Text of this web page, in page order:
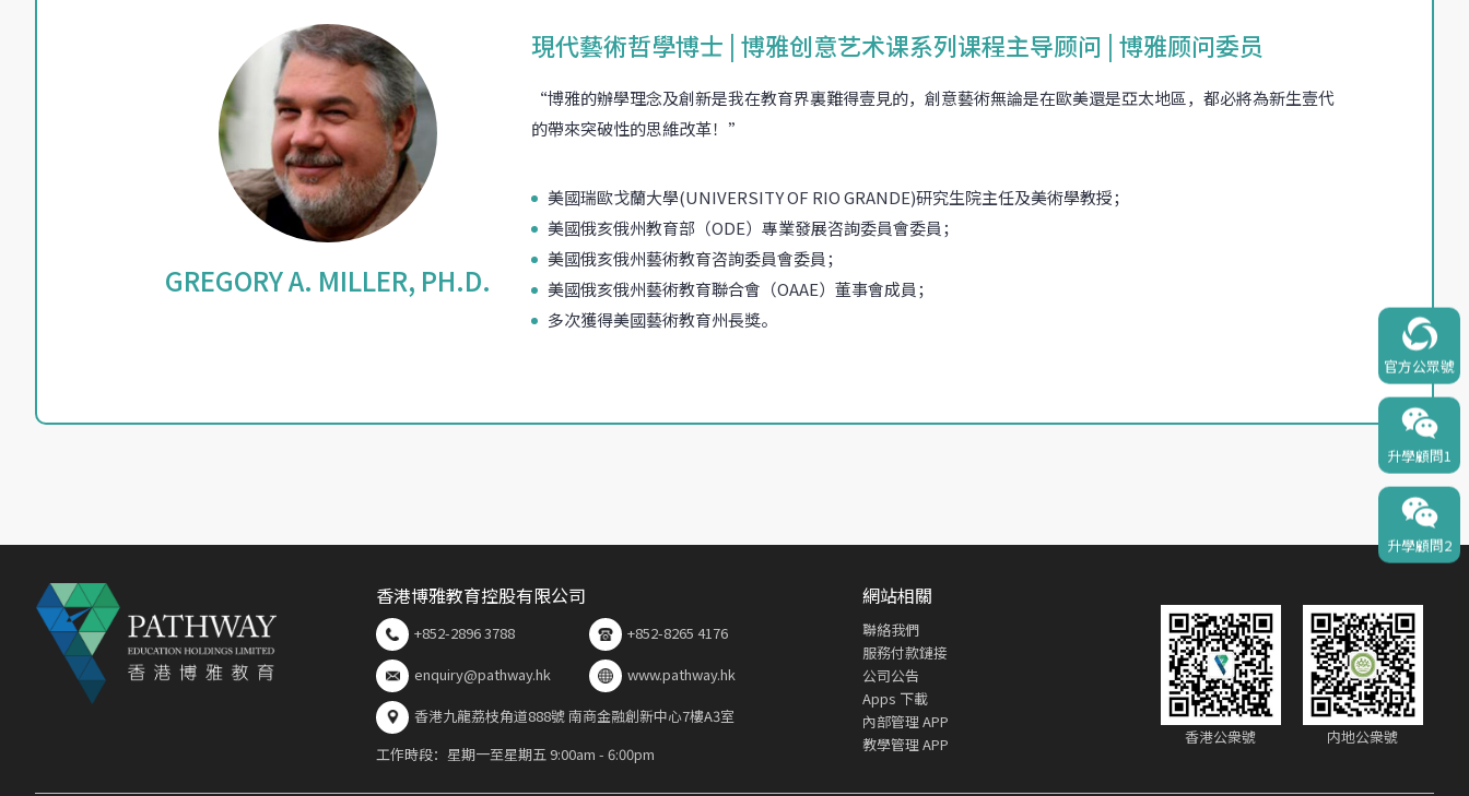
GREGORY A. MILLER, PH.D.
現代藝術哲學博士 | 博雅创意艺术课系列课程主导顾问 | 博雅顾问委员
“博雅的辦學理念及創新是我在教育界裏難得壹見的，創意藝術無論是在歐美還是亞太地區，都必將為新生壹代
的帶來突破性的思維改革！”
美國瑞歐戈蘭大學(UNIVERSITY OF RIO GRANDE)研究生院主任及美術學教授；
美國俄亥俄州教育部（ODE）專業發展咨詢委員會委員；
美國俄亥俄州藝術教育咨詢委員會委員；
美國俄亥俄州藝術教育聯合會（OAAE）董事會成員；
多次獲得美國藝術教育州長獎。
官方公眾號
升學顧問1
升學顧問2
香港博雅教育控股有限公司
+852-2896 3788
+852-8265 4176
enquiry@pathway.hk
www.pathway.hk
香港九龍荔枝角道888號 南商金融創新中心7樓A3室
工作時段：星期一至星期五 9:00am - 6:00pm
網站相關
聯絡我們
服務付款鏈接
公司公告
Apps 下載
內部管理 APP
教學管理 APP
内地公衆號
香港公衆號